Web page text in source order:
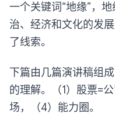
一个关键词“地缘”，
治、经济和文化的发
了线索。
下篇由几篇演讲稿组
的理解。（1）股票=
场，（4）能力圈。